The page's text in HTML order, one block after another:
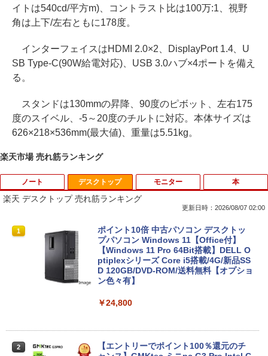
イトは540cd/平方m)、コントラスト比は100万:1、視野
角は上下/左右ともに178度。
インターフェイスはHDMI 2.0×2、DisplayPort 1.4、U
SB Type-C(90W給電対応)、USB 3.0ハブ×4ポートを備え
る。
スタンドは130mmの昇降、90度のピボット、左右175
度のスイベル、-5～20度のチルトに対応。本体サイズは
626×218×536mm(最大値)、重量は5.51kg。
楽天市場 売れ筋ランキング
ノート
1
【期間限定★新品無線マウス付】中古ノ
ートパソコン Windows11 Office2019搭
載 15.6型 テンキー付き Celeron 第8世代
Core i3 Core i5 メモリ4GB/16GB SSD1
28GB～1TB Webカメラ DVD 無線LAN
店長おまかせPC 初期設定済 送料無料
デスクトップ
楽天 デスクトップ 売れ筋ランキング
更新日時：2026/08/07 02:00
1
ポイント10倍 中古パソコン デスクトッ
プパソコン Windows 11【Office付】
【Windows 11 Pro 64Bit搭載】DELL O
ptiplexシリーズ Core i5搭載/4G/新品SS
D 120GB/DVD-ROM/送料無料【オプショ
ン色々有】
￥24,800
2
【エントリーでポイント100％還元のチ
モニター 本